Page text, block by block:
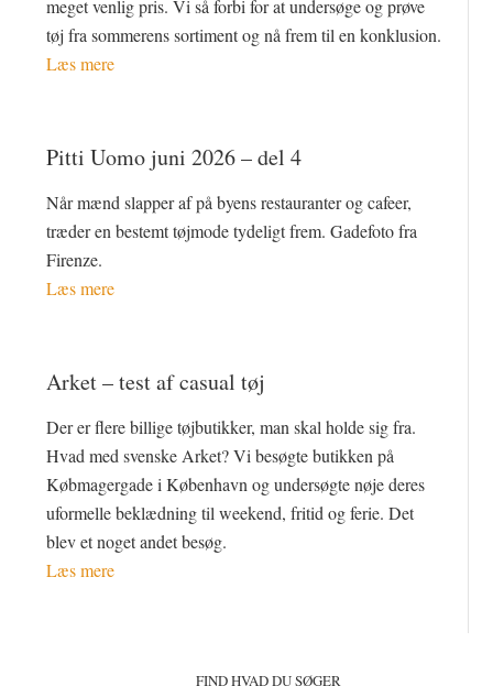
meget venlig pris. Vi så forbi for at undersøge og prøve
tøj fra sommerens sortiment og nå frem til en konklusion.
Læs mere
Pitti Uomo juni 2026 – del 4
Når mænd slapper af på byens restauranter og cafeer,
træder en bestemt tøjmode tydeligt frem. Gadefoto fra
Firenze.
Læs mere
Arket – test af casual tøj
Der er flere billige tøjbutikker, man skal holde sig fra.
Hvad med svenske Arket? Vi besøgte butikken på
Købmagergade i København og undersøgte nøje deres
uformelle beklædning til weekend, fritid og ferie. Det
blev et noget andet besøg.
Læs mere
FIND HVAD DU SØGER